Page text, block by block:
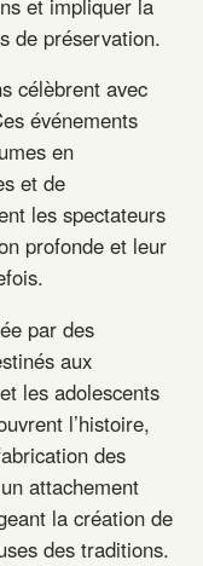
de préservation.
célèbrent avec
événements
en
et de
les spectateurs
profonde et leur
par des
aux
les adolescents
l’histoire,
des
attachement
la création de
des traditions.